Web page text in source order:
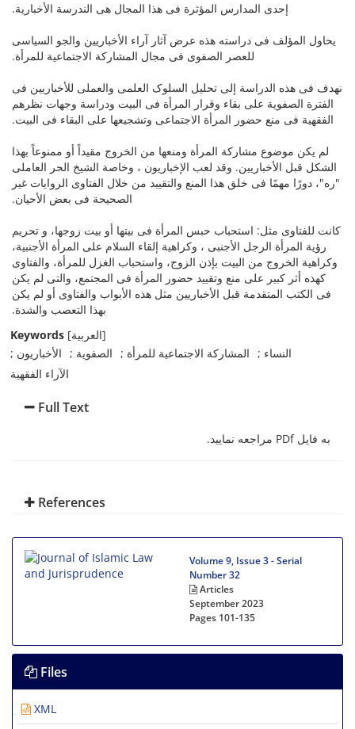
إحدى المدارس المؤثرة فی هذا المجال هی الندرسة الأخباریة.
یحاول المؤلف فی دراسته هذه عرض آثار آراء الأخباریین والجو السیاسی
للعصر الصفوی فی مجال المشارکة الاجتماعیة للمرأة.
نهدف فی هذه الدراسة إلى تحلیل السلوک العلمی والعملی للأخباریین فی
الفترة الصفویة على بقاء وقرار المرأة فی البیت ودراسة وجهات نظرهم
الفقهیة فی منع حضور المرأة الاجتماعی وتشجیعها على البقاء فی البیت.
لم یکن موضوع مشارکة المرأة ومنعها من الخروج مقیداً أو ممنوعاً بهذا
الشکل قبل الأخباریین. وقد لعب الإخباریون ، وخاصة الشیخ الحر العاملی
"ره"، دورًا مهمًا فی خلق هذا المنع والتقیید من خلال الفتاوى الروایات غیر
الصحیحة فی بعض الأحیان.
کانت للفتاوى مثل: استحباب حبس المرأة فی بیتها أو بیت زوجها، و تحریم
رؤیة المرأة الرجل الأجنبی ، وکراهیة إلقاء السلام على المرأة الأجنبیة،
وکراهیة الخروج من البیت بإذن الزوج، واستحباب الغزل للمرأة، والفتاوى
کهذه أثر کبیر على منع وتقیید حضور المرأة فی المجتمع، والتی لم یکن
فی الکتب المتقدمة قبل الأخباریین مثل هذه الأبواب والفتاوی أو لم یکن
بهذا التعصب والشدة.
Keywords
[العربیة]
النساء
المشارکة الاجتماعیة للمرأة الصفویة
الأخباریون
الآراء الفقهیة
Full Text
به فایل PDf مراجعه نمایید.
References
Volume 9, Issue 3 - Serial
Number 32
Articles
September 2023
Pages 101-135
Files
XML